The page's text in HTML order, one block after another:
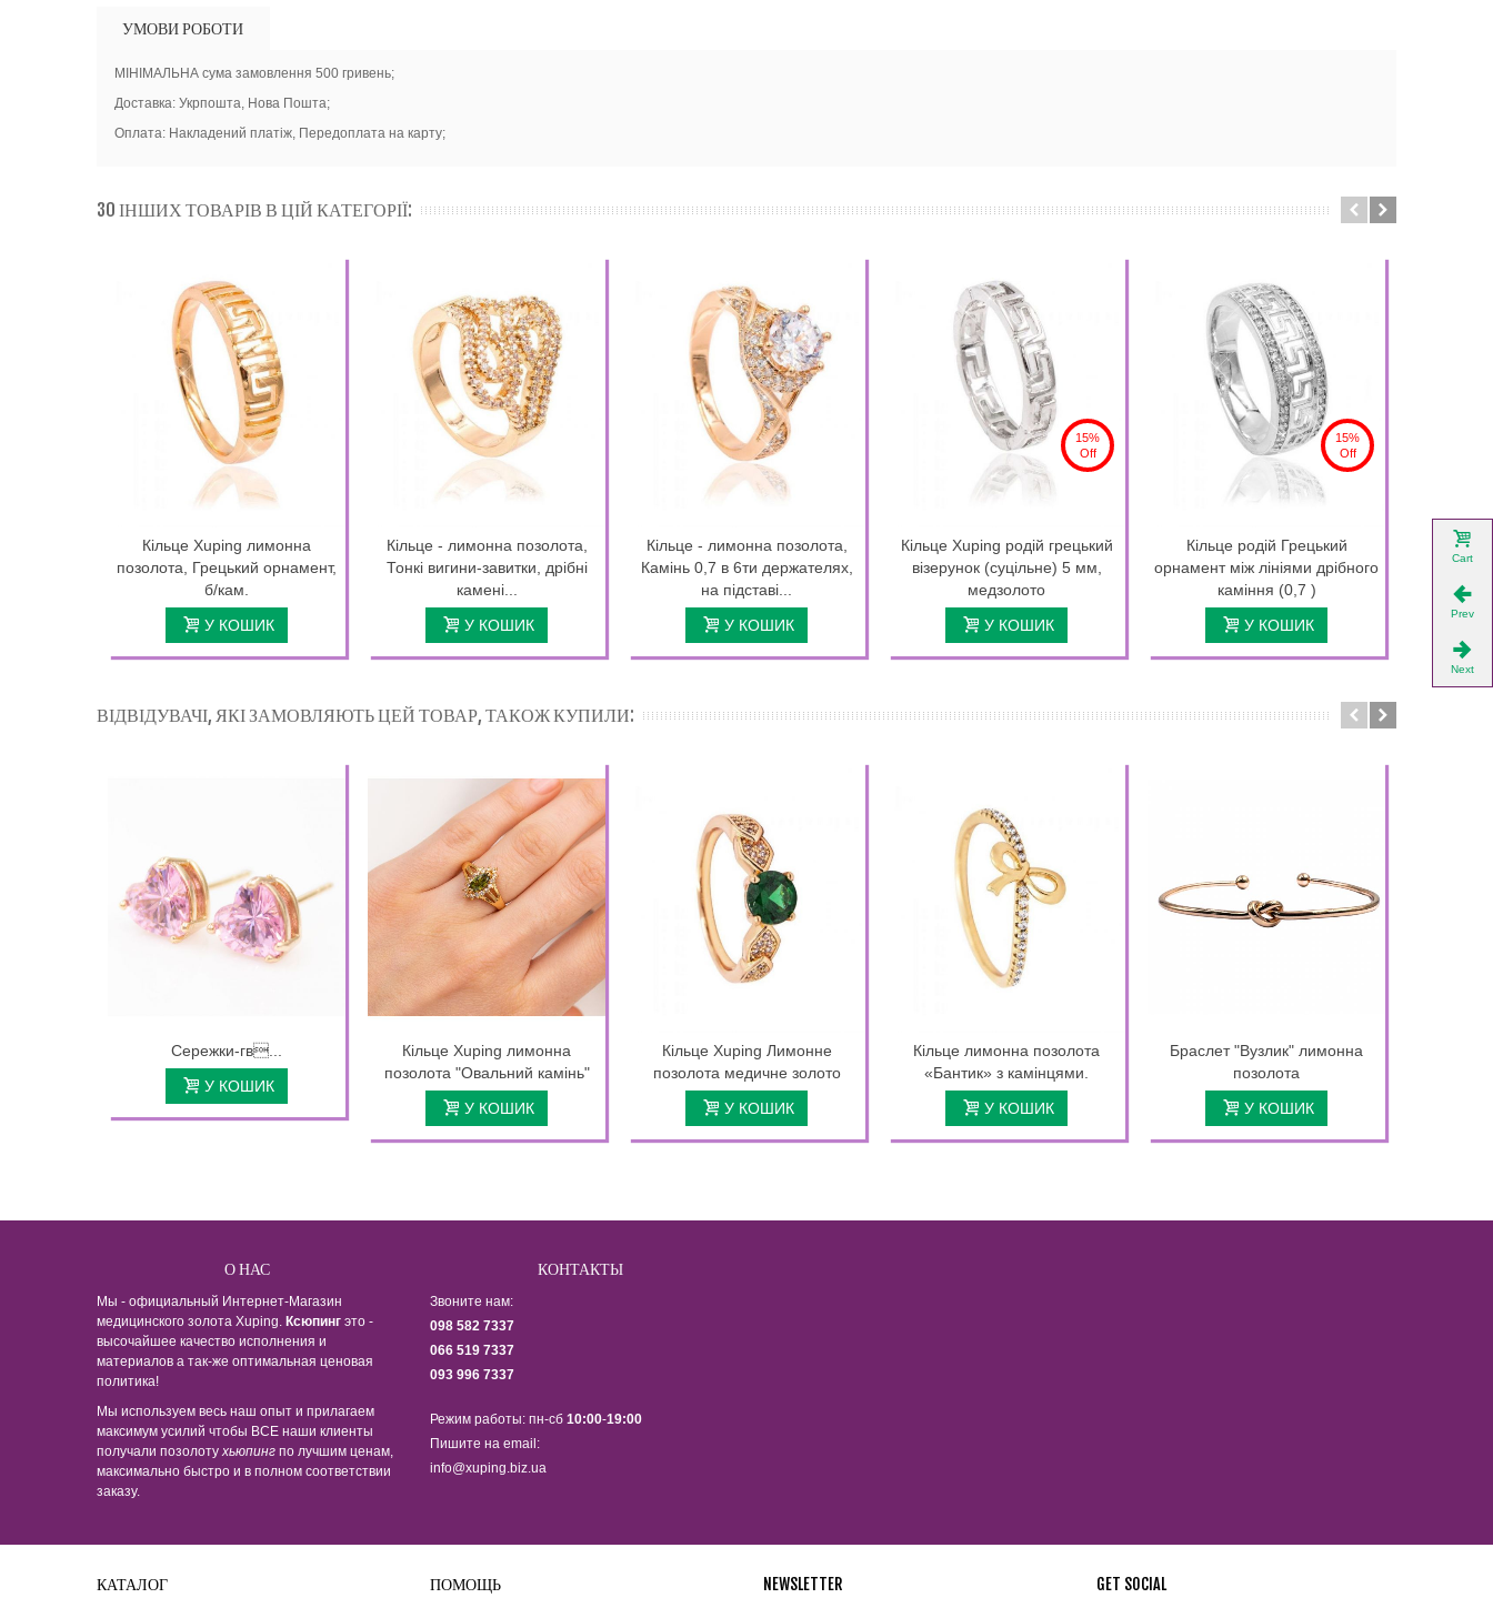
УМОВИ РОБОТИ
МІНІМАЛЬНА сума замовлення 500 гривень;
Доставка: Укрпошта, Нова Пошта;
Оплата: Накладений платіж, Передоплата на карту;
30 ІНШИХ ТОВАРІВ В ЦІЙ КАТЕГОРІЇ:
Кільце Xuping лимонна
позолота, Грецький орнамент,
б/кам.
У КОШИК
Кільце - лимонна позолота,
Тонкі вигини-завитки, дрібні
камені...
У КОШИК
Кільце - лимонна позолота,
Камінь 0,7 в 6ти держателях,
на підставі...
У КОШИК
15%
Off
Кільце Xuping родій грецький
візерунок (суцільне) 5 мм,
медзолото
У КОШИК
15%
Off
Кільце родій Грецький
орнамент між лініями дрібного
каміння (0,7 )
У КОШИК
ВІДВІДУВАЧІ, ЯКІ ЗАМОВЛЯЮТЬ ЦЕЙ ТОВАР, ТАКОЖ КУПИЛИ:
Сережки-гв...
У КОШИК
Кільце Xuping лимонна
позолота "Овальний камінь"
У КОШИК
Кільце Xuping Лимонне
позолота медичне золото
У КОШИК
Кільце лимонна позолота
«Бантик» з камінцями.
У КОШИК
Браслет "Вузлик" лимонна
позолота
У КОШИК
О НАС
Мы - официальный Интернет-Магазин
медицинского золота Xuping. Ксюпинг это -
высочайшее качество исполнения и
материалов а так-же оптимальная ценовая
политика!
Мы используем весь наш опыт и прилагаем
максимум усилий чтобы ВСЕ наши клиенты
получали позолотухьюпинг по лучшим ценам,
максимально быстро и в полном соответствии
заказу.
КОНТАКТЫ
Звоните нам:
098 582 7337
066 519 7337
093 996 7337
Режим работы: пн-сб 10:00-19:00
Пишите на email:
info@xuping.biz.ua
КАТАЛОГ ПОМОЩЬ NEWSLETTER GET SOCIAL
Cart
Prev
Next